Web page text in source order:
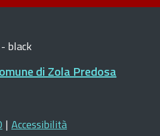
di Zola Predosa
| Accessibilità